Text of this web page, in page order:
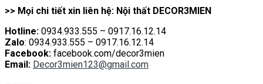
>> Mọi chi tiết xin liên hệ: Nội thất DECOR3MIEN
Hotline: 0934.933.555 – 0917.16.12.14
Zalo: 0934.933.555 – 0917.16.12.14
Facebook: facebook.com/decor3mien
Email: Decor3mien123@gmail.com